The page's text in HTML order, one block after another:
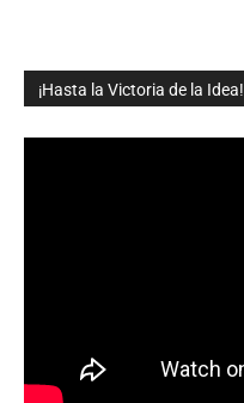
¡Hasta la Victoria de la Idea!